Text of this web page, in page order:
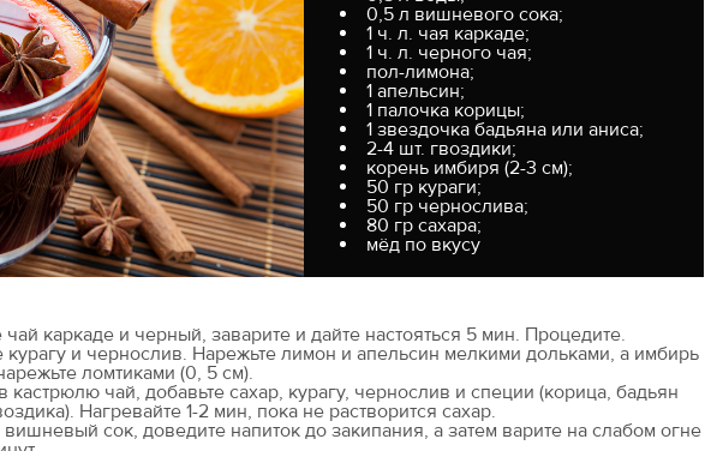
0,5 л вишневого сока;
1 ч. л. чая каркаде;
1 ч. л. черного чая;
пол-лимона;
1 апельсин;
1 палочка корицы;
1 звездочка бадьяна или аниса;
2-4 шт. гвоздики;
корень имбиря (2-3 см);
50 гр кураги;
50 гр чернослива;
80 гр сахара;
мёд по вкусу
каркаде и черный, заварите и дайте настояться 5 мин. Процедите.
курагу и чернослив. Нарежьте лимон и апельсин мелкими дольками, а имбирь
ломтиками (0, 5 см).
кастрюлю чай, добавьте сахар, курагу, чернослив и специи (корица, бадьян
Нагревайте 1-2 мин, пока не растворится сахар.
сок, доведите напиток до закипания, а затем варите на слабом огне